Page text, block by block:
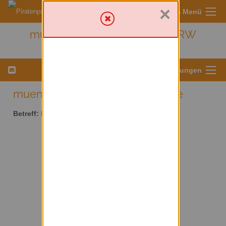
Sympa Menü
muenster - Kreis Münster/ NRW
Menü für Listeneinstellungen
muenster AT lists.piratenpartei.de
Betreff:
×